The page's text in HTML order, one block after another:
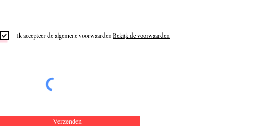
Ik accepteer de algemene voorwaarden Bekijk de voorwaarden
Verzenden